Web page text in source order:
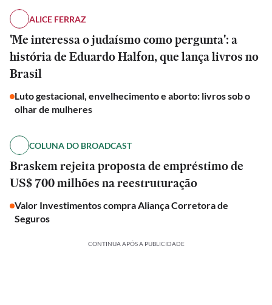
ALICE FERRAZ
'Me interessa o judaísmo como pergunta': a
história de Eduardo Halfon, que lança livros no
Brasil
Luto gestacional, envelhecimento e aborto: livros sob o
olhar de mulheres
COLUNA DO BROADCAST
Braskem rejeita proposta de empréstimo de
US$ 700 milhões na reestruturação
Valor Investimentos compra Aliança Corretora de
Seguros
CONTINUA APÓS A PUBLICIDADE